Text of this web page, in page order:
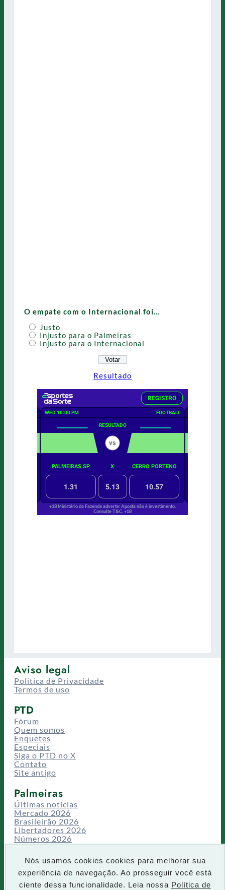
Nós usamos cookies cookies para melhorar sua
experiência de navegação. Ao prosseguir você está
ciente dessa funcionalidade. Leia nossa Política de
O empate com o Internacional foi…
Justo
Injusto para o Palmeiras
Injusto para o Internacional
Resultado
Aviso legal
Política de Privacidade
Termos de uso
PTD
Fórum
Quem somos
Enquetes
Especiais
Siga o PTD no X
Contato
Site antigo
Palmeiras
Últimas notícias
Mercado 2026
Brasileirão 2026
Libertadores 2026
Números 2026
Campeonatos
Temporadas
CT/Centro de Excelência
Busca